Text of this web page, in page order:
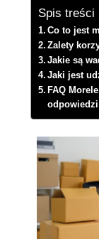
Spis treści
Co to jest
Zalety
Jakie są
Jaki jest
FAQ
odpowiedzi